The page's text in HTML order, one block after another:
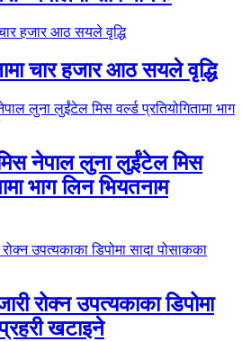
चार हजार आठ सयले वृद्धि
नेपाल लुना लुईंटेल मिस
भाग लिन भियतनाम
रोक्न उपत्यकाका डिपोमा
खटाइने